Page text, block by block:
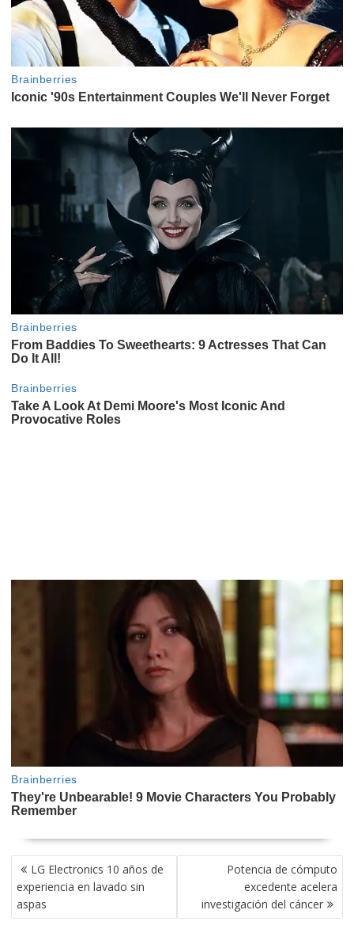
NAVEGACIÓN
DE
ENTRADAS
LG Electronics 10 años de
experiencia en lavado sin
aspas
Potencia de cómputo
excedente acelera
investigación del cáncer